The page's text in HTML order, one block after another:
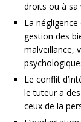
droits ou à sa
La négligence
gestion des
malveillance,
Le conflit
le tuteur a
ceux de la